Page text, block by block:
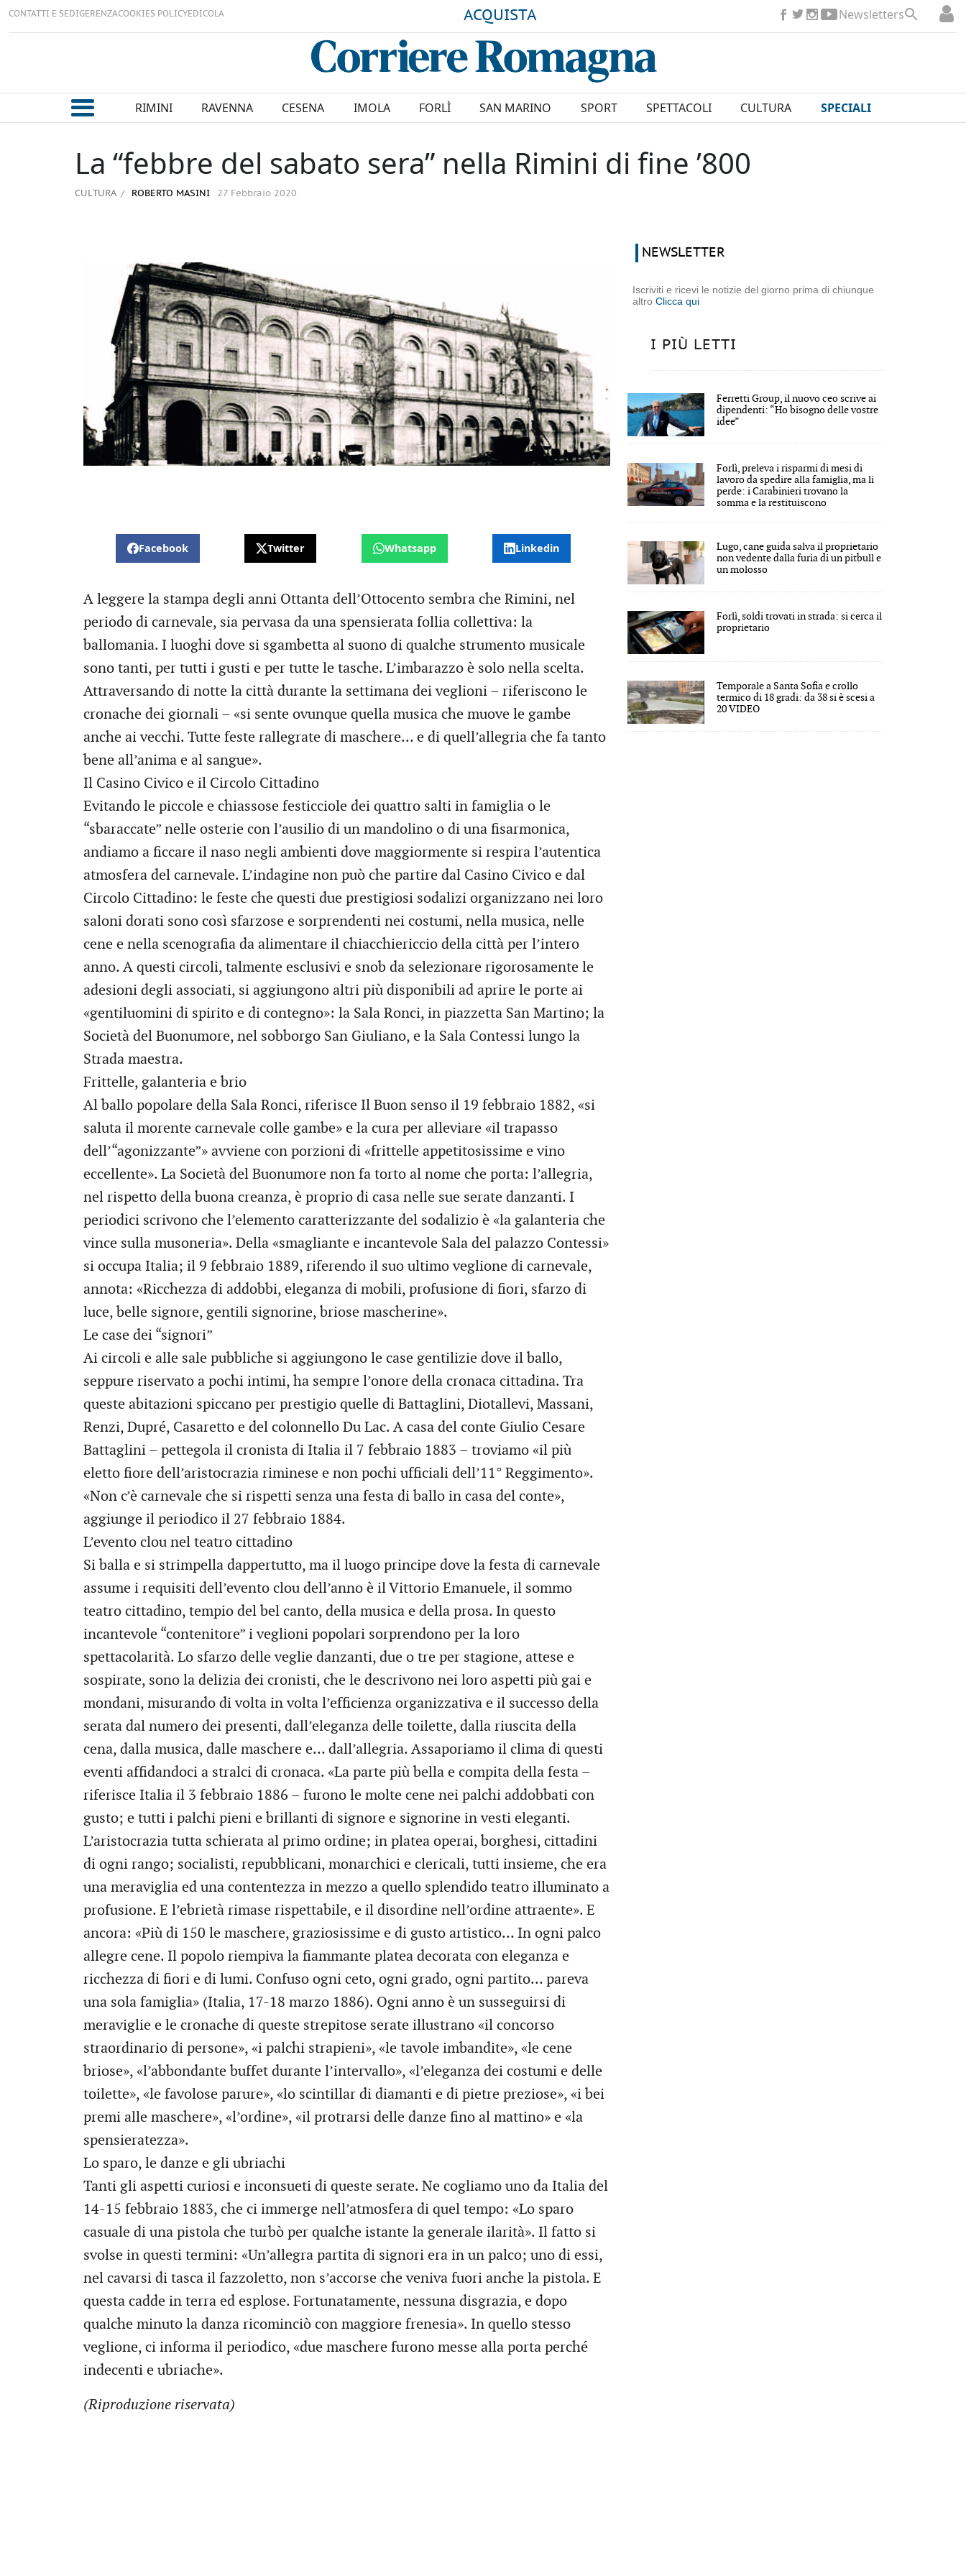
CONTATTI E SEDIGERENZACOOKIES POLICYEDICOLA ACQUISTA Newsletters
RIMINI RAVENNA CESENA IMOLA FORLÌ SAN MARINO SPORT SPETTACOLI CULTURA SPECIALI
La “febbre del sabato sera” nella Rimini di fine ’800
CULTURA ROBERTO MASINI 27 Febbraio 2020
Facebook Twitter Whatsapp Linkedin
A leggere la stampa degli anni Ottanta dell’Ottocento sembra che Rimini, nel
periodo di carnevale, sia pervasa da una spensierata follia collettiva: la
ballomania. I luoghi dove si sgambetta al suono di qualche strumento musicale
sono tanti, per tutti i gusti e per tutte le tasche. L’imbarazzo è solo nella scelta.
Attraversando di notte la città durante la settimana dei veglioni – riferiscono le
cronache dei giornali – «si sente ovunque quella musica che muove le gambe
anche ai vecchi. Tutte feste rallegrate di maschere… e di quell’allegria che fa tanto
bene all’anima e al sangue».
Il Casino Civico e il Circolo Cittadino
Evitando le piccole e chiassose festicciole dei quattro salti in famiglia o le
“sbaraccate” nelle osterie con l’ausilio di un mandolino o di una fisarmonica,
andiamo a ficcare il naso negli ambienti dove maggiormente si respira l’autentica
atmosfera del carnevale. L’indagine non può che partire dal Casino Civico e dal
Circolo Cittadino: le feste che questi due prestigiosi sodalizi organizzano nei loro
saloni dorati sono così sfarzose e sorprendenti nei costumi, nella musica, nelle
cene e nella scenografia da alimentare il chiacchiericcio della città per l’intero
anno. A questi circoli, talmente esclusivi e snob da selezionare rigorosamente le
adesioni degli associati, si aggiungono altri più disponibili ad aprire le porte ai
«gentiluomini di spirito e di contegno»: la Sala Ronci, in piazzetta San Martino; la
Società del Buonumore, nel sobborgo San Giuliano, e la Sala Contessi lungo la
Strada maestra.
Frittelle, galanteria e brio
Al ballo popolare della Sala Ronci, riferisce Il Buon senso il 19 febbraio 1882, «si
saluta il morente carnevale colle gambe» e la cura per alleviare «il trapasso
dell’“agonizzante”» avviene con porzioni di «frittelle appetitosissime e vino
eccellente». La Società del Buonumore non fa torto al nome che porta: l’allegria,
nel rispetto della buona creanza, è proprio di casa nelle sue serate danzanti. I
periodici scrivono che l’elemento caratterizzante del sodalizio è «la galanteria che
vince sulla musoneria». Della «smagliante e incantevole Sala del palazzo Contessi»
si occupa Italia; il 9 febbraio 1889, riferendo il suo ultimo veglione di carnevale,
annota: «Ricchezza di addobbi, eleganza di mobili, profusione di fiori, sfarzo di
luce, belle signore, gentili signorine, briose mascherine».
Le case dei “signori”
Ai circoli e alle sale pubbliche si aggiungono le case gentilizie dove il ballo,
seppure riservato a pochi intimi, ha sempre l’onore della cronaca cittadina. Tra
queste abitazioni spiccano per prestigio quelle di Battaglini, Diotallevi, Massani,
Renzi, Dupré, Casaretto e del colonnello Du Lac. A casa del conte Giulio Cesare
Battaglini – pettegola il cronista di Italia il 7 febbraio 1883 – troviamo «il più
eletto fiore dell’aristocrazia riminese e non pochi ufficiali dell’11° Reggimento».
«Non c’è carnevale che si rispetti senza una festa di ballo in casa del conte»,
aggiunge il periodico il 27 febbraio 1884.
L’evento clou nel teatro cittadino
Si balla e si strimpella dappertutto, ma il luogo principe dove la festa di carnevale
assume i requisiti dell’evento clou dell’anno è il Vittorio Emanuele, il sommo
teatro cittadino, tempio del bel canto, della musica e della prosa. In questo
incantevole “contenitore” i veglioni popolari sorprendono per la loro
spettacolarità. Lo sfarzo delle veglie danzanti, due o tre per stagione, attese e
sospirate, sono la delizia dei cronisti, che le descrivono nei loro aspetti più gai e
mondani, misurando di volta in volta l’efficienza organizzativa e il successo della
serata dal numero dei presenti, dall’eleganza delle toilette, dalla riuscita della
cena, dalla musica, dalle maschere e… dall’allegria. Assaporiamo il clima di questi
eventi affidandoci a stralci di cronaca. «La parte più bella e compita della festa –
riferisce Italia il 3 febbraio 1886 – furono le molte cene nei palchi addobbati con
gusto; e tutti i palchi pieni e brillanti di signore e signorine in vesti eleganti.
L’aristocrazia tutta schierata al primo ordine; in platea operai, borghesi, cittadini
di ogni rango; socialisti, repubblicani, monarchici e clericali, tutti insieme, che era
una meraviglia ed una contentezza in mezzo a quello splendido teatro illuminato a
profusione. E l’ebrietà rimase rispettabile, e il disordine nell’ordine attraente». E
ancora: «Più di 150 le maschere, graziosissime e di gusto artistico… In ogni palco
allegre cene. Il popolo riempiva la fiammante platea decorata con eleganza e
ricchezza di fiori e di lumi. Confuso ogni ceto, ogni grado, ogni partito… pareva
una sola famiglia» (Italia, 17-18 marzo 1886). Ogni anno è un susseguirsi di
meraviglie e le cronache di queste strepitose serate illustrano «il concorso
straordinario di persone», «i palchi strapieni», «le tavole imbandite», «le cene
briose», «l’abbondante buffet durante l’intervallo», «l’eleganza dei costumi e delle
toilette», «le favolose parure», «lo scintillar di diamanti e di pietre preziose», «i bei
premi alle maschere», «l’ordine», «il protrarsi delle danze fino al mattino» e «la
spensieratezza».
Lo sparo, le danze e gli ubriachi
Tanti gli aspetti curiosi e inconsueti di queste serate. Ne cogliamo uno da Italia del
14-15 febbraio 1883, che ci immerge nell’atmosfera di quel tempo: «Lo sparo
casuale di una pistola che turbò per qualche istante la generale ilarità». Il fatto si
svolse in questi termini: «Un’allegra partita di signori era in un palco; uno di essi,
nel cavarsi di tasca il fazzoletto, non s’accorse che veniva fuori anche la pistola. E
questa cadde in terra ed esplose. Fortunatamente, nessuna disgrazia, e dopo
qualche minuto la danza ricominciò con maggiore frenesia». In quello stesso
veglione, ci informa il periodico, «due maschere furono messe alla porta perché
indecenti e ubriache».
(Riproduzione riservata)
NEWSLETTER
Iscriviti e ricevi le notizie del giorno prima di chiunque
altroClicca qui
I PIÙ LETTI
Ferretti Group, il nuovo ceo scrive ai
dipendenti: “Ho bisogno delle vostre
idee”
Forlì, preleva i risparmi di mesi di
lavoro da spedire alla famiglia, ma li
perde: i Carabinieri trovano la
somma e la restituiscono
Lugo, cane guida salva il proprietario
non vedente dalla furia di un pitbull e
un molosso
Forlì, soldi trovati in strada: si cerca il
proprietario
Temporale a Santa Sofia e crollo
termico di 18 gradi: da 38 si è scesi a
20 VIDEO